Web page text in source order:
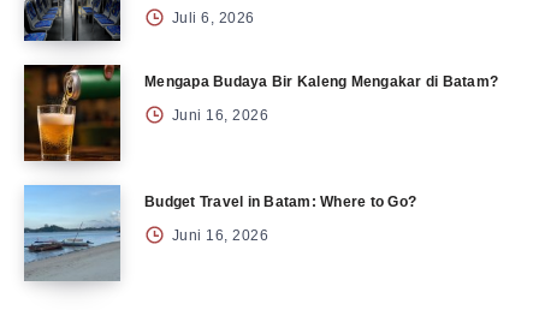
Juli 6, 2026
Mengapa Budaya Bir Kaleng Mengakar di Batam?
Juni 16, 2026
Budget Travel in Batam: Where to Go?
Juni 16, 2026